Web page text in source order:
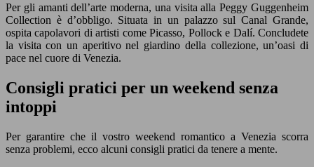
Per gli amanti dell’arte moderna, una visita alla Peggy Guggenheim
Collection è d’obbligo. Situata in un palazzo sul Canal Grande,
ospita capolavori di artisti come Picasso, Pollock e Dalí. Concludete
la visita con un aperitivo nel giardino della collezione, un’oasi di
pace nel cuore di Venezia.
Consigli pratici per un weekend senza
intoppi
Per garantire che il vostro weekend romantico a Venezia scorra
senza problemi, ecco alcuni consigli pratici da tenere a mente.